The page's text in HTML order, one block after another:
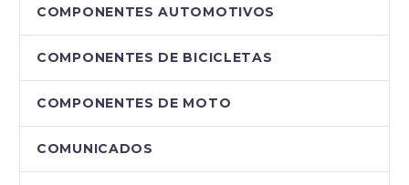
COMPONENTES AUTOMOTIVOS
COMPONENTES DE BICICLETAS
COMPONENTES DE MOTO
COMUNICADOS